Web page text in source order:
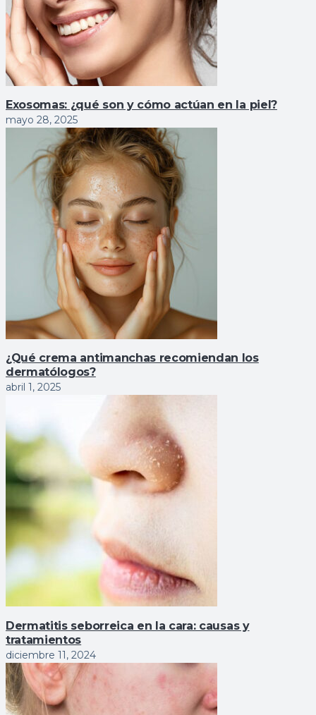
Exosomas: ¿qué son y cómo actúan en la piel?
mayo 28, 2025
¿Qué crema antimanchas recomiendan los
dermatólogos?
abril 1, 2025
Dermatitis seborreica en la cara: causas y
tratamientos
diciembre 11, 2024